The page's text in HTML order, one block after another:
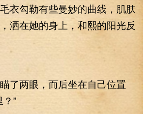
勾勒有些曼妙的曲线，肌肤
洒在她的身上，和熙的阳光反
两眼，而后坐在自己位置
”